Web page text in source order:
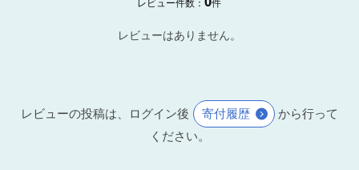
レビュー件数： 件
レビューはありません。
レビューの投稿は、ログイン後 寄付履歴
から行って
ください。